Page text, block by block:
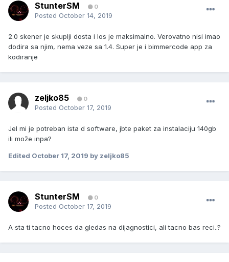
StunterSM 0
Posted October 14, 2019
2.0 skener je skuplji dosta i los je maksimalno. Verovatno nisi imao
dodira sa njim, nema veze sa 1.4. Super je i bimmercode app za
kodiranje
zeljko85 0
Posted October 17, 2019
Jel mi je potreban ista d software, jbte paket za instalaciju 140gb
ili može inpa?
Edited October 17, 2019 by zeljko85
StunterSM 0
Posted October 17, 2019
A sta ti tacno hoces da gledas na dijagnostici, ali tacno bas reci..?